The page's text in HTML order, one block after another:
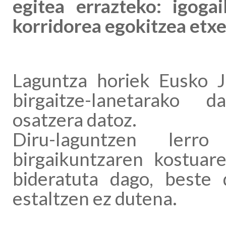
egitea errazteko:
korridorea egokitzea
Laguntza horiek Eusko
birgaitze-lanetarako
osatzera datoz.
Diru-laguntzen lerro
birgaikuntzaren
bideratuta dago, beste
estaltzen ez dutena.